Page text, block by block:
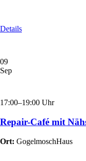
Details
09
Sep
17:00–19:00 Uhr
Repair-Café mit
Ort: GogelmoschHaus